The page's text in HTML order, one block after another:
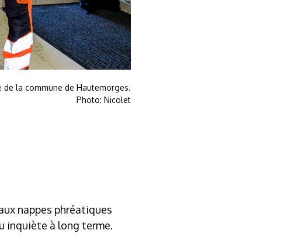
de la commune de Hautemorges.
Photo: Nicolet
nappes phréatiques
inquiète à long terme.